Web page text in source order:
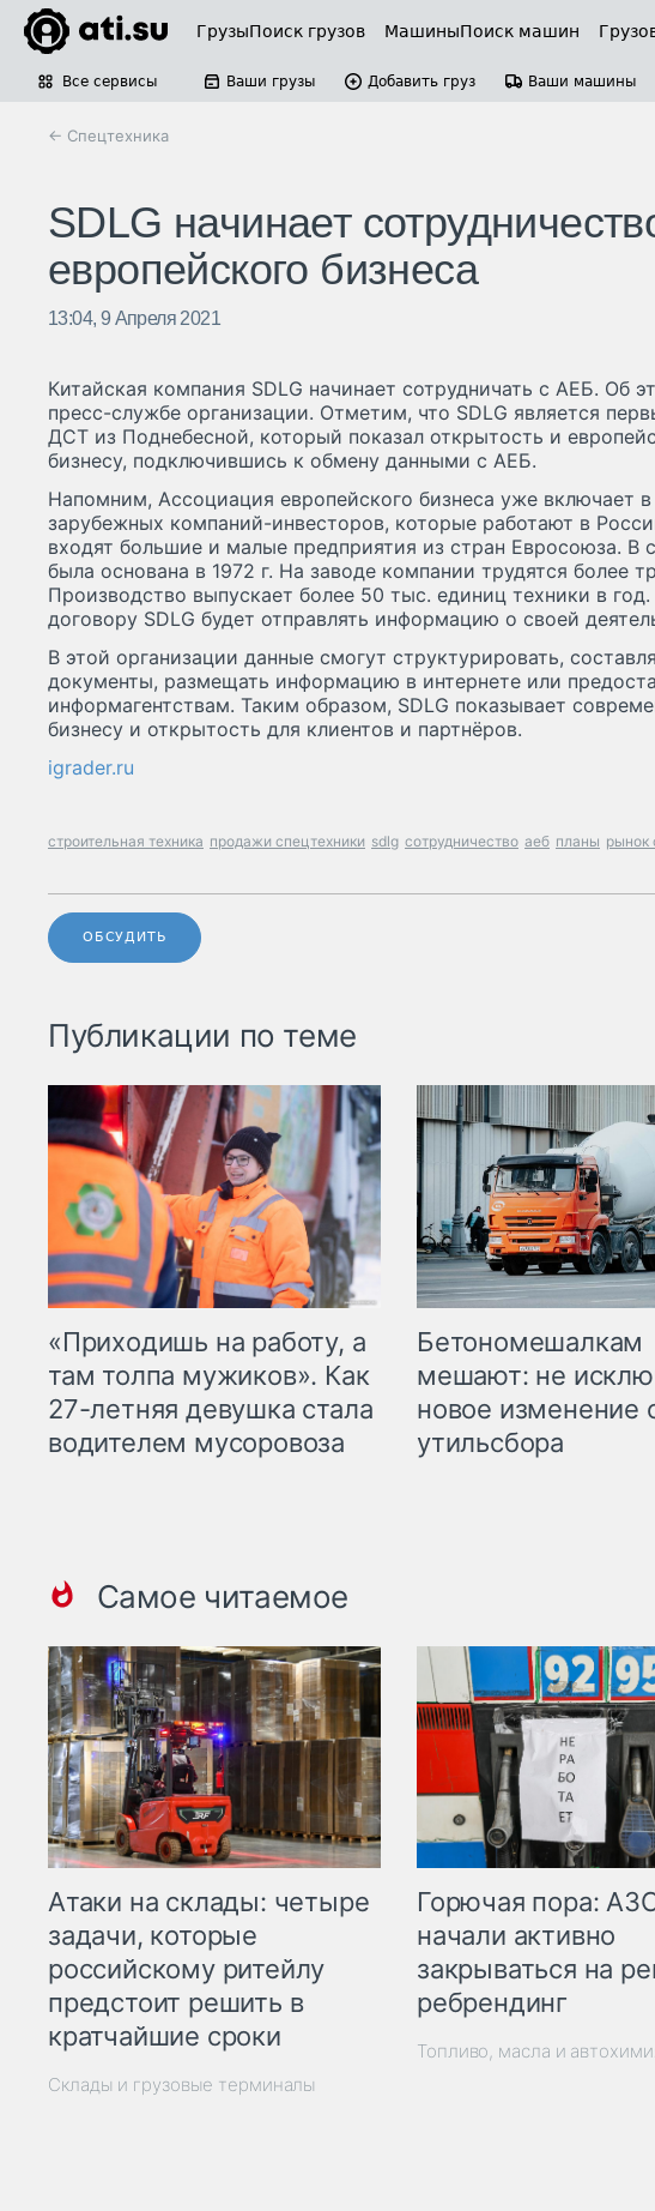
ГрузыПоиск грузов МашиныПоиск машин
Все сервисы Ваши грузы Добавить груз Ваши машины
← Спецтехника
SDLG начинает
европейского бизнеса
13:04, 9 Апреля 2021
Китайская компания SDLG начинает сотрудничать с АЕБ. Об
пресс-службе организации. Отметим, что SDLG является
ДСТ из Поднебесной, который показал открытость и
бизнесу, подключившись к обмену данными с АЕБ.
Напомним, Ассоциация европейского бизнеса уже включает
зарубежных компаний-инвесторов, которые работают в
входят большие и малые предприятия из стран Евросоюза. В
была основана в 1972 г. На заводе компании трудятся более
Производство выпускает более 50 тыс. единиц техники в
договору SDLG будет отправлять информацию о своей
В этой организации данные смогут структурировать,
документы, размещать информацию в интернете или
информагентствам. Таким образом, SDLG показывает
бизнесу и открытость для клиентов и партнёров.
igrader.ru
строительная техника продажи спецтехники sdlg сотрудничество аеб планы рынок
ОБСУДИТЬ
Публикации по теме
«Приходишь на работу, а
там толпа мужиков». Как
27-летняя девушка стала
водителем мусоровоза
Бетономешалкам
мешают: не
новое изменение
утильсбора
Самое читаемое
Атаки на склады: четыре
задачи, которые
российскому ритейлу
предстоит решить в
кратчайшие сроки
Склады и грузовые терминалы
Горючая пора:
начали активно
закрываться на
ребрендинг
Топливо, масла и